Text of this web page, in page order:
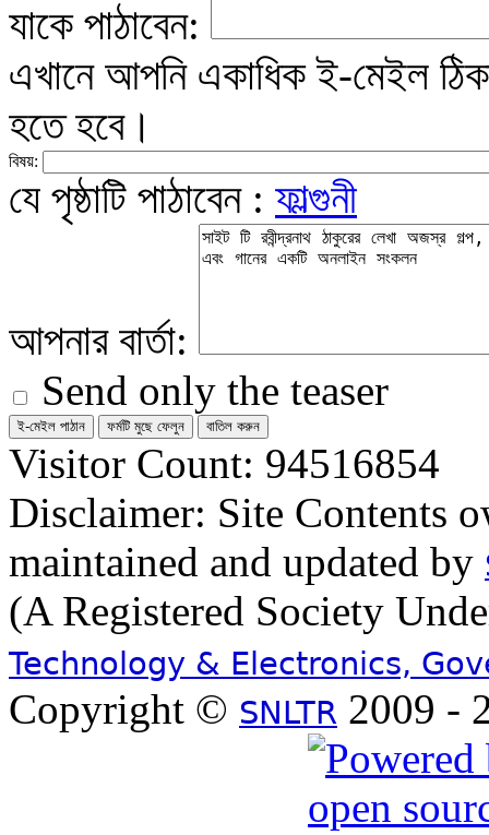
যাকে পাঠাবেন:
এখানে আপনি একাধিক ই-মেইল
হতে হবে।
বিষয়:
যে পৃষ্ঠাটি পাঠাবেন : ফাল্গুনী
আপনার বার্তা:
Send only the teaser
Visitor Count: 94516854
Disclaimer: Site Contents
maintained and updated by
(A Registered Society
Technology & Electronics,
Copyright © SNLTR 2009 -